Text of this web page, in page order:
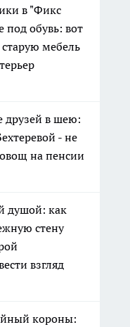
в "Фикс
под обувь: вот
мебель
друзей в шею:
- не
на пенсии
душой: как
стену
взгляд
короны: